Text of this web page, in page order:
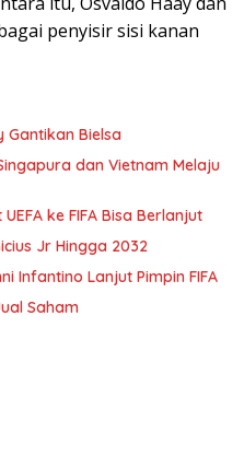
penyisir sisi kanan
Gantikan Bielsa
dan Vietnam Melaju
ke FIFA Bisa Berlanjut
Jr Hingga 2032
Infantino Lanjut Pimpin FIFA
Jual Saham